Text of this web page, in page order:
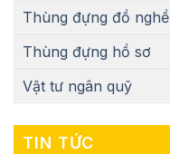
Thùng đựng đồ nghề
Thùng đựng hồ sơ
Vật tư ngân quỹ
TIN TỨC